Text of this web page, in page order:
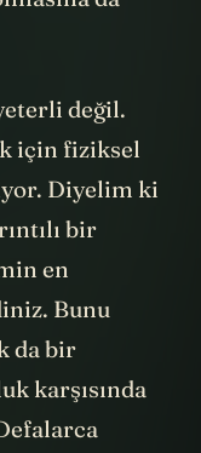
değil.
için fiziksel
Diyelim ki
bir
en
Bunu
da bir
karşısında